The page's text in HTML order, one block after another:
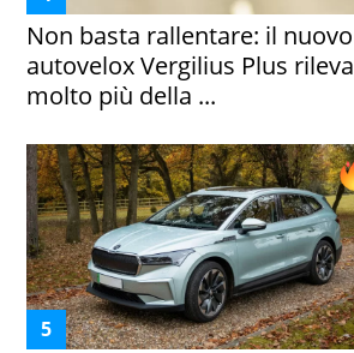
Non basta rallentare: il nuovo
autovelox Vergilius Plus rileva
molto più della ...